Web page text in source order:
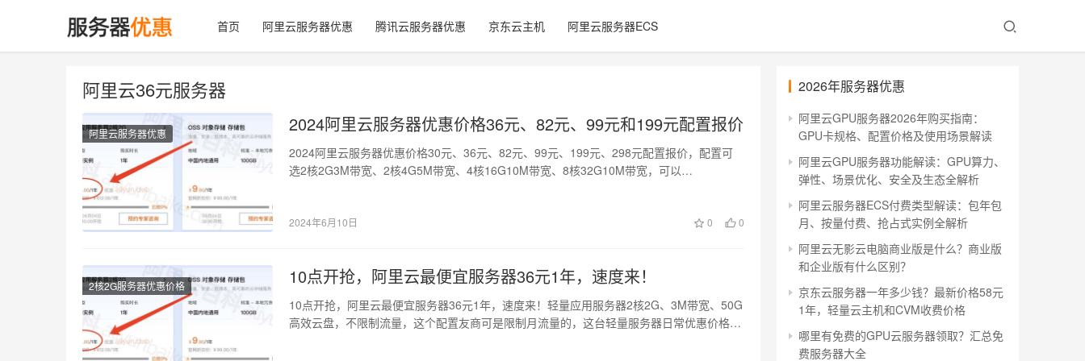
首页 阿里云服务器优惠 腾讯云服务器优惠 京东云主机 阿里云服务器ECS
阿里云36元服务器
阿里云服务器优惠 2024阿里云服务器优惠价格36元、82元、99元和199元配置报价
2024阿里云服务器优惠价格30元、36元、82元、99元、199元、298元配置报价，配置可
选2核2G3M带宽、2核4G5M带宽、4核16G10M带宽、8核32G10M带宽，可以…
2024年6月10日 0 0
2核2G服务器优惠价格 10点开抢，阿里云最便宜服务器36元1年，速度来！
10点开抢，阿里云最便宜服务器36元1年，速度来！轻量应用服务器2核2G、3M带宽、50G
高效云盘，不限制流量，这个配置友商可是限制月流量的，这台轻量服务器日常优惠价格是
2026年服务器优惠
阿里云GPU服务器2026年购买指南：
GPU卡规格、配置价格及使用场景解读
阿里云GPU服务器功能解读：GPU算力、
弹性、场景优化、安全及生态全解析
阿里云服务器ECS付费类型解读：包年包
月、按量付费、抢占式实例全解析
阿里云无影云电脑商业版是什么？商业版
和企业版有什么区别？
京东云服务器一年多少钱？最新价格58元
1年，轻量云主机和CVM收费价格
哪里有免费的GPU云服务器领取？汇总免
费服务器大全